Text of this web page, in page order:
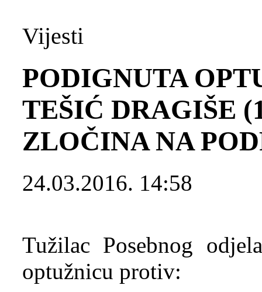
Vijesti
PODIGNUTA
TEŠIĆ DRAGIŠE
ZLOČINA NA
24.03.2016. 14:58
Tužilac Posebnog
optužnicu protiv: